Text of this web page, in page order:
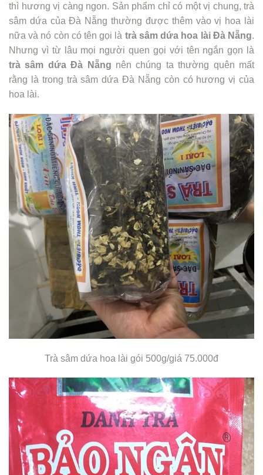
thì hương vị càng ngon. Sản phẩm chỉ có một vị chung, trà
sâm dứa của Đà Nẵng thường được thêm vào vị hoa lài
nữa và nó còn có tên gọi là trà sâm dứa hoa lài Đà Nẵng.
Nhưng vì từ lâu mọi người quen gọi với tên ngắn gọn là
trà sâm dứa Đà Nẵng nên chúng ta thường quên mất
rằng là trong trà sâm dứa Đà Nẵng còn có hương vị của
hoa lài.
Trà sâm dứa hoa lài gói 500g/giá 75.000đ